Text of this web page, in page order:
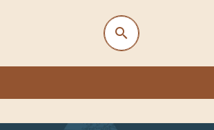
search
search